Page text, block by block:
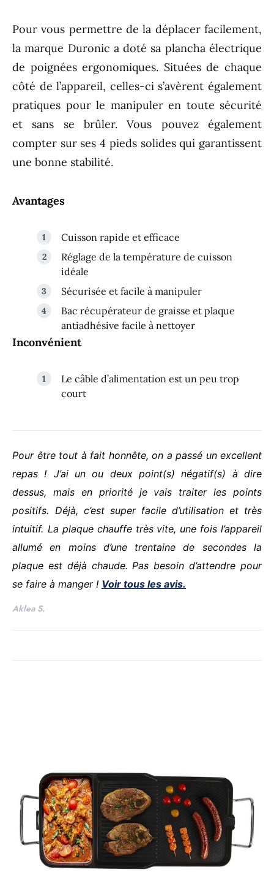
Pour vous permettre de la déplacer facilement,
la marque Duronic a doté sa plancha électrique
de poignées ergonomiques. Situées de chaque
côté de l’appareil, celles-ci s’avèrent également
pratiques pour le manipuler en toute sécurité
et sans se brûler. Vous pouvez également
compter sur ses 4 pieds solides qui garantissent
une bonne stabilité.
Avantages
Cuisson rapide et efficace
Réglage de la température de cuisson
idéale
Sécurisée et facile à manipuler
Bac récupérateur de graisse et plaque
antiadhésive facile à nettoyer
Inconvénient
Le câble d’alimentation est un peu trop
court
Pour être tout à fait honnête, on a passé un excellent
repas ! J’ai un ou deux point(s) négatif(s) à dire
dessus, mais en priorité je vais traiter les points
positifs. Déjà, c’est super facile d’utilisation et très
intuitif. La plaque chauffe très vite, une fois l’appareil
allumé en moins d’une trentaine de secondes la
plaque est déjà chaude. Pas besoin d’attendre pour
se faire à manger ! Voir tous les avis.
Aklea S.